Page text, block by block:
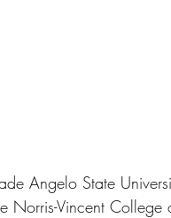
Angelo State
Norris-Vincent